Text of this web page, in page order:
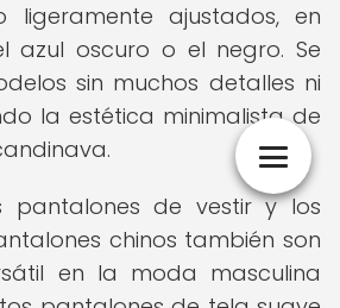
ligeramente ajustados, en
azul oscuro o el negro. Se
sin muchos detalles ni
la estética minimalista de
pantalones de vestir y los
chinos también son
en la moda masculina